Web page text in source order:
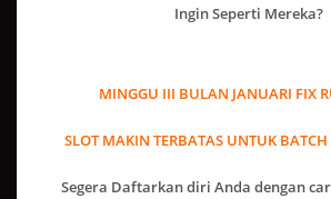
Ingin Seperti Mereka?
MINGGU III BULAN JANUARI FIX
SLOT MAKIN TERBATAS UNTUK
Segera Daftarkan diri Anda dengan